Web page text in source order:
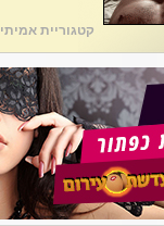
קטגוריית אמיתי